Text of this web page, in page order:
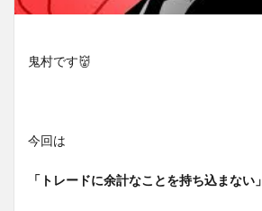
鬼村です👹
今回は
「トレードに余計なことを持ち込まない」